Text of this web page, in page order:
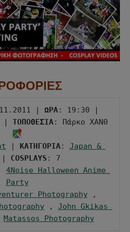
| ΩΡΑ
| ΤΟΠΟΘΕΣΙΑ: Πάρκο ΧΑΝΘ
ΚΑΤΗΓΟΡΙΑ: Japan &
COSPLAYS
4Noise Halloween Anime
Party
Photography
, John Gkikas
Matassos Photography